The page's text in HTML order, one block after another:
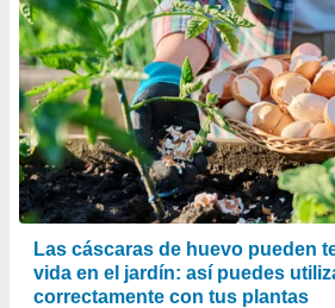
la
contenido
medir el
de la
el
del
de
o a través
de
de
de
Las cáscaras de huevo pueden
vida en el jardín: así puedes
correctamente con tus plantas